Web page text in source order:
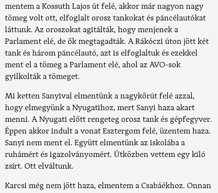
mentem a Kossuth Lajos út felé, akkor már nagyon nagy
tömeg volt ott, elfoglalt orosz tankokat és páncélautókat
láttunk. Az oroszokat agitálták, hogy menjenek a
Parlament elé, de ők megtagadták. A Rákóczi úton jött két
tank és három páncélautó, azt is elfoglaltuk és ezekkel
ment el a tömeg a Parlament elé, ahol az AVO-sok
gyilkolták a tömeget.
Mi ketten Sanyival elmentünk a nagykőrút felé azzal,
hogy elmegyünk a Nyugatihoz, mert Sanyi haza akart
menni. A Nyugati előtt rengeteg orosz tank és gépfegyver.
Éppen akkor indult a vonat Esztergom felé, üzentem haza.
Sanyi nem ment el. Együtt elmentünk az iskolába a
ruhámért és igazolványomért. Útközben vettem egy kiló
zsírt. Ott elváltunk.
Karcsi még nem jött haza, elmentem a Csabáékhoz. Onnan